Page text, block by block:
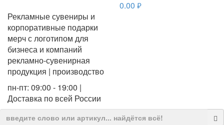
Рекламные сувениры и
корпоративные подарки
мерч с логотипом для
бизнеса и компаний
рекламно-сувенирная
продукция | производство
пн-пт: 09:00 - 19:00 |
Доставка по всей России
0.00 руб.